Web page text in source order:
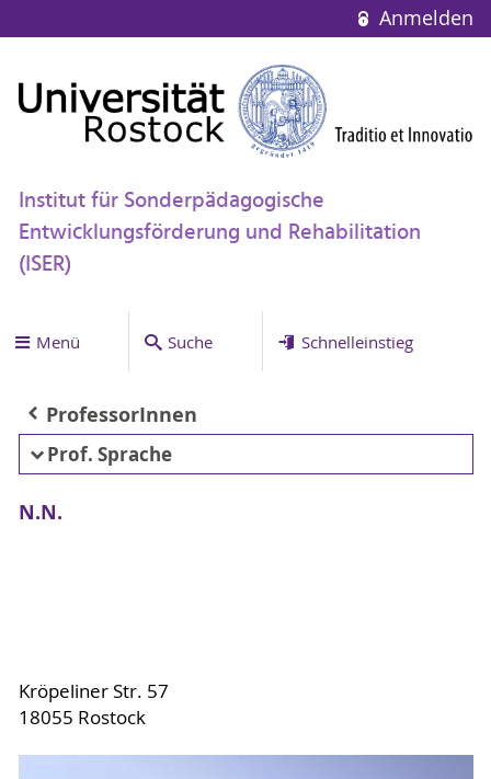
Anmelden
Institut für Sonderpädagogische
Entwicklungsförderung und Rehabilitation
(ISER)
Menü Suche Schnelleinstieg
ProfessorInnen
Prof. Sprache
N.N.
Kröpeliner Str. 57
18055 Rostock